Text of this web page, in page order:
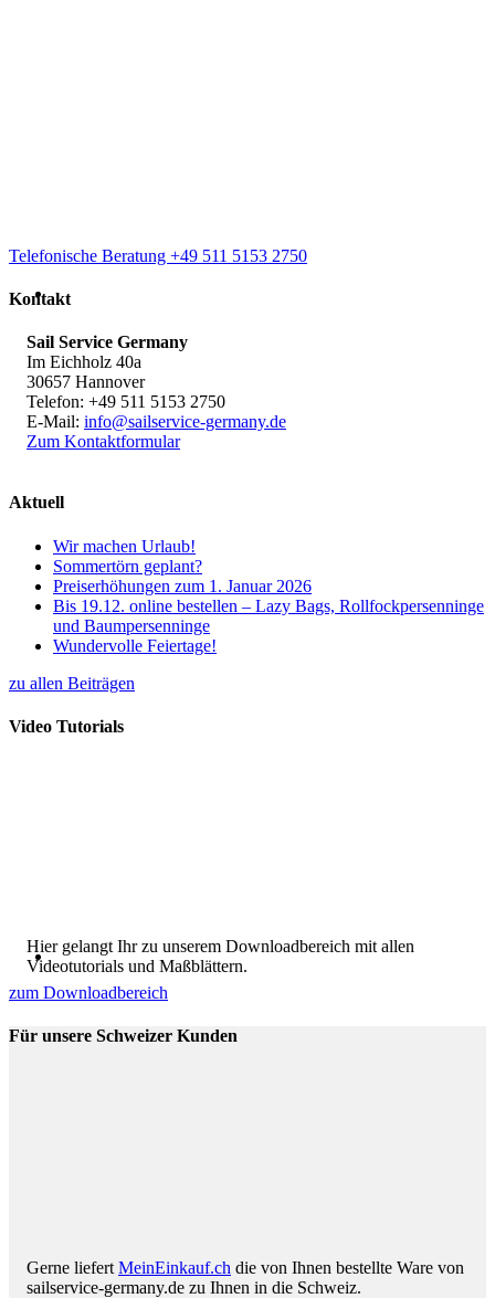
Telefonische Beratung +49 511 5153 2750
Kontakt
Sail Service Germany
Im Eichholz 40a
30657 Hannover
Telefon: +49 511 5153 2750
E-Mail: info@sailservice-germany.de
Zum Kontaktformular
Aktuell
Wir machen Urlaub!
Sommertörn geplant?
Preiserhöhungen zum 1. Januar 2026
Bis 19.12. online bestellen – Lazy Bags, Rollfockpersenninge
und Baumpersenninge
Wundervolle Feiertage!
zu allen Beiträgen
Video Tutorials
Hier gelangt Ihr zu unserem Downloadbereich mit allen
Videotutorials und Maßblättern.
zum Downloadbereich
Für unsere Schweizer Kunden
Gerne liefert MeinEinkauf.ch die von Ihnen bestellte Ware von
sailservice-germany.de zu Ihnen in die Schweiz.